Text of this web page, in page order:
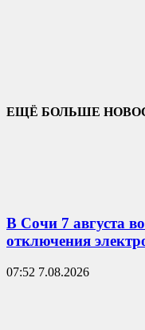
ЕЩЁ БОЛЬШЕ
В Сочи 7 августа
отключения
07:52 7.08.2026